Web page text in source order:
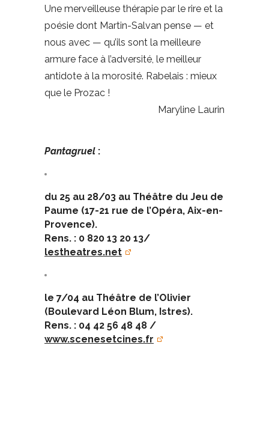
Une merveilleuse thérapie par le rire et la
poésie dont Martin-Salvan pense — et
nous avec — qu’ils sont la meilleure
armure face à l’adversité, le meilleur
antidote à la morosité. Rabelais : mieux
que le Prozac !
Maryline Laurin
Pantagruel :
du 25 au 28/03 au Théâtre du Jeu de
Paume (17-21 rue de l’Opéra, Aix-en-
Provence).
Rens. : 0 820 13 20 13/
lestheatres.net
le 7/04 au Théâtre de l’Olivier
(Boulevard Léon Blum, Istres).
Rens. : 04 42 56 48 48 /
www.scenesetcines.fr